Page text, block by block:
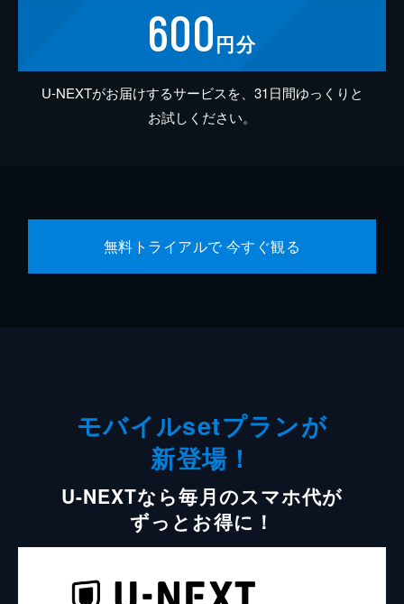
600円分
U-NEXTがお届けするサービスを、31日間ゆっくりと
お試しください。
無料トライアルで 今すぐ観る
モバイルsetプランが
新登場！
U-NEXTなら毎月のスマホ代が
ずっとお得に！